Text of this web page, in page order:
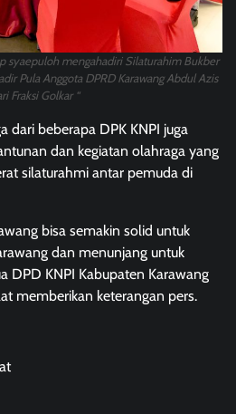
syaepuloh mengahadiri Silaturahim Bukber
Pula Anggota DPRD Karawang Abdul Azis
Fraksi Golkar “
dari beberapa DPK KNPI juga
dan kegiatan olahraga yang
silaturahmi antar pemuda di
bisa semakin solid untuk
dan menunjang untuk
DPD KNPI Kabupaten Karawang
memberikan keterangan pers.